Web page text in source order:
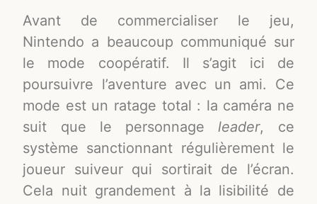
Avant de commercialiser le jeu,
Nintendo a beaucoup communiqué sur
le mode coopératif. Il s’agit ici de
poursuivre l’aventure avec un ami. Ce
mode est un ratage total : la caméra ne
suit que le personnageleader, ce
système sanctionnant régulièrement le
joueur suiveur qui sortirait de l’écran.
Cela nuit grandement à la lisibilité de